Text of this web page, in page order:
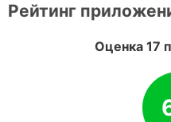
Рейтинг
Оценка 17